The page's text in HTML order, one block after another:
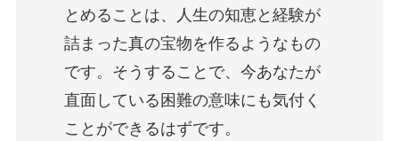
とめることは、人生の知恵と経験が
詰まった真の宝物を作るようなもの
です。そうすることで、今あなたが
直面している困難の意味にも気付く
ことができるはずです。